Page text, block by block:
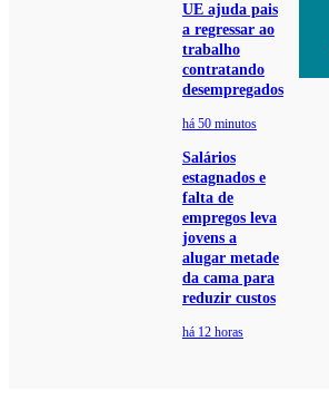
UE ajuda pais
a regressar ao
trabalho
contratando
desempregados
há 50 minutos
Salários
estagnados e
falta de
empregos leva
jovens a
alugar metade
da cama para
reduzir custos
há 12 horas